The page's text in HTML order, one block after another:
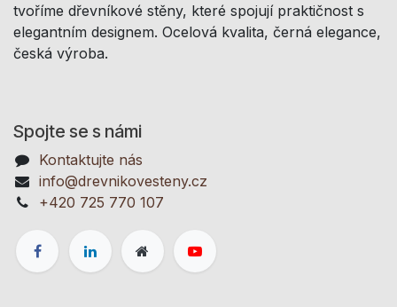
tvoříme dřevníkové stěny, které spojují praktičnost s
elegantním designem. Ocelová kvalita, černá elegance,
česká výroba.
Spojte se s námi
Kontaktujte nás
info@drevnikovesteny.cz
+420 725 770 107